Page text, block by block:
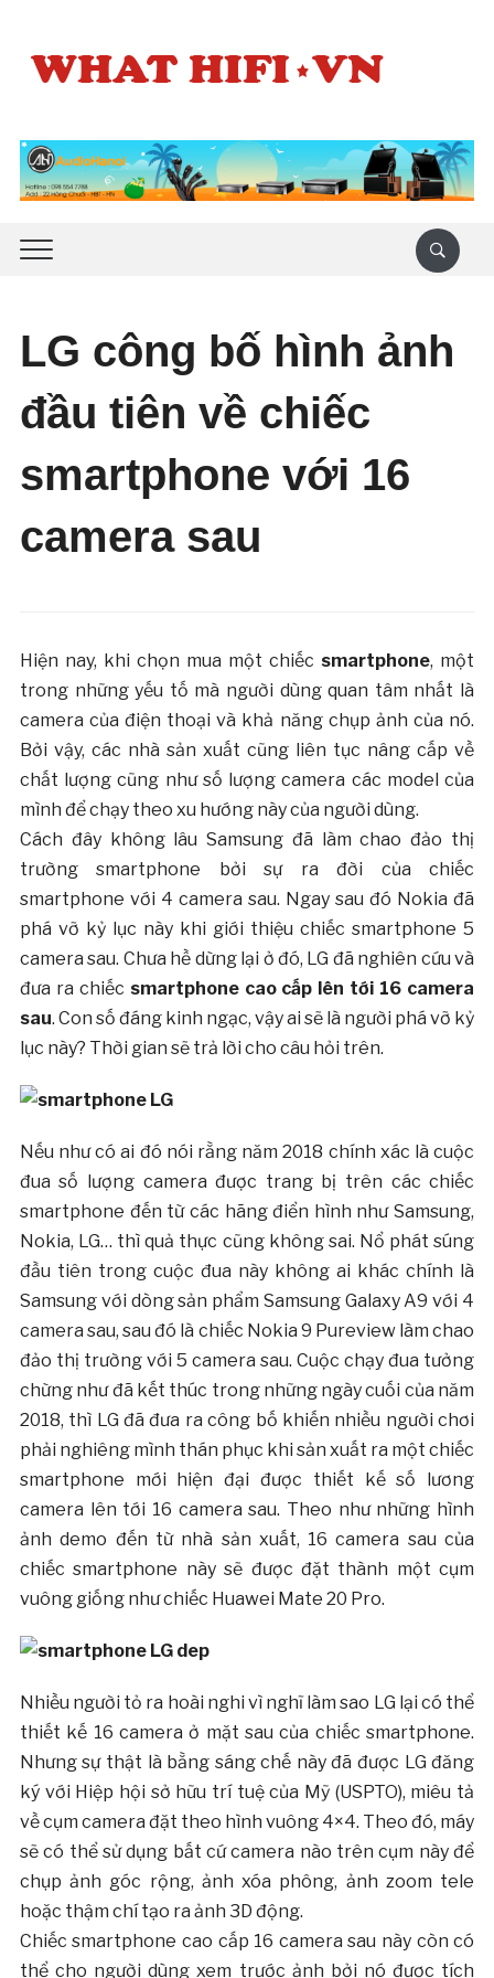
LG công bố hình ảnh
đầu tiên về chiếc
smartphone với 16
camera sau
Hiện nay, khi chọn mua một chiếc smartphone, một
trong những yếu tố mà người dùng quan tâm nhất là
camera của điện thoại và khả năng chụp ảnh của nó.
Bởi vậy, các nhà sản xuất cũng liên tục nâng cấp về
chất lượng cũng như số lượng camera các model của
mình để chạy theo xu hướng này của người dùng.
Cách đây không lâu Samsung đã làm chao đảo thị
trường smartphone bởi sự ra đời của chiếc
smartphone với 4 camera sau. Ngay sau đó Nokia đã
phá vỡ kỷ lục này khi giới thiệu chiếc smartphone 5
camera sau. Chưa hề dừng lại ở đó, LG đã nghiên cứu và
đưa ra chiếc smartphone cao cấp lên tới 16 camera
sau. Con số đáng kinh ngạc, vậy ai sẽ là người phá vỡ kỷ
lục này? Thời gian sẽ trả lời cho câu hỏi trên.
Nếu như có ai đó nói rằng năm 2018 chính xác là cuộc
đua số lượng camera được trang bị trên các chiếc
smartphone đến từ các hãng điển hình như Samsung,
Nokia, LG… thì quả thực cũng không sai. Nổ phát súng
đầu tiên trong cuộc đua này không ai khác chính là
Samsung với dòng sản phẩm Samsung Galaxy A9 với 4
camera sau, sau đó là chiếc Nokia 9 Pureview làm chao
đảo thị trường với 5 camera sau. Cuộc chạy đua tưởng
chừng như đã kết thúc trong những ngày cuối của năm
2018, thì LG đã đưa ra công bố khiến nhiều người chơi
phải nghiêng mình thán phục khi sản xuất ra một chiếc
smartphone mới hiện đại được thiết kế số lương
camera lên tới 16 camera sau. Theo như những hình
ảnh demo đến từ nhà sản xuất, 16 camera sau của
chiếc smartphone này sẽ được đặt thành một cụm
vuông giống như chiếc Huawei Mate 20 Pro.
Nhiều người tỏ ra hoài nghi vì nghĩ làm sao LG lại có thể
thiết kế 16 camera ở mặt sau của chiếc smartphone.
Nhưng sự thật là bằng sáng chế này đã được LG đăng
ký với Hiệp hội sở hữu trí tuệ của Mỹ (USPTO), miêu tả
về cụm camera đặt theo hình vuông 4×4. Theo đó, máy
sẽ có thể sử dụng bất cứ camera nào trên cụm này để
chụp ảnh góc rộng, ảnh xóa phông, ảnh zoom tele
hoặc thậm chí tạo ra ảnh 3D động.
Chiếc smartphone cao cấp 16 camera sau này còn có
thể cho người dùng xem trước ảnh bởi nó được tích